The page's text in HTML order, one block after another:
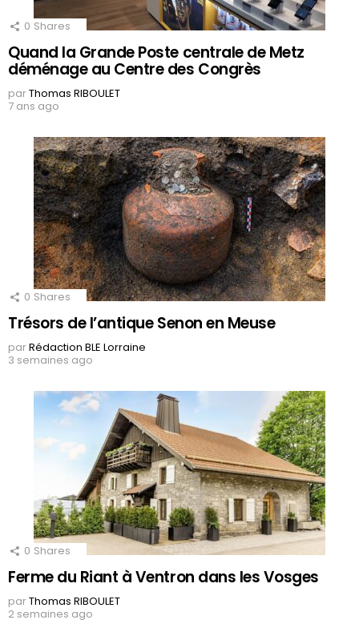
0 Shares
Quand la Grande Poste centrale de Metz
déménage au Centre des Congrès
parThomas RIBOULET
7 ans ago
0 Shares
Trésors de l’antique Senon en Meuse
parRédaction BLE Lorraine
3 semaines ago
0 Shares
Ferme du Riant à Ventron dans les Vosges
parThomas RIBOULET
2 semaines ago